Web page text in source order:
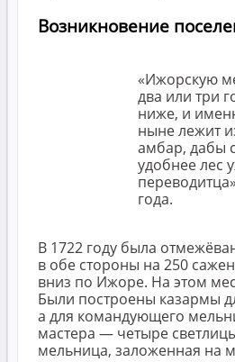
Возникновение
«Ижорскую
два или три
ниже, и
ныне лежит
амбар, дабы
удобнее лес
года.
В 1722 году была
в обе стороны на 250
вниз по Ижоре. На этом
Были построены казармы
а для командующего
мастера — четыре
мельница, заложенная на